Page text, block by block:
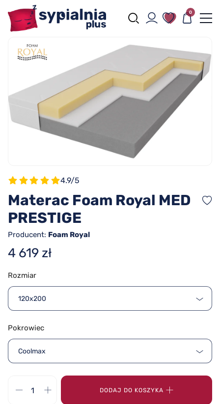
0
4.9/5
Materac Foam Royal MED
PRESTIGE
Producent: Foam Royal
4 619 zł
Rozmiar
120x200
Pokrowiec
Coolmax
DODAJ DO KOSZYKA